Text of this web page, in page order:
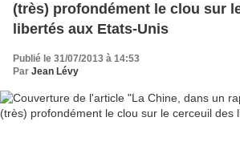
(très) profondément le clou sur
libertés aux Etats-Unis
Publié le 31/07/2013 à 14:53
Par Jean Lévy